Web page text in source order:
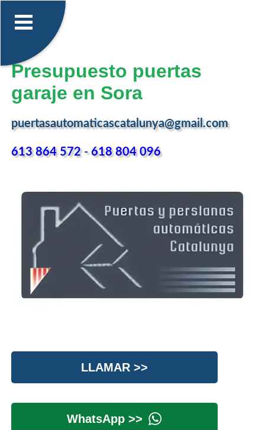
Presupuesto puertas
garaje en Sora
puertasautomaticascatalunya@gmail.com
613 864 572-618 804 096
LLAMAR >>
WhatsApp >>